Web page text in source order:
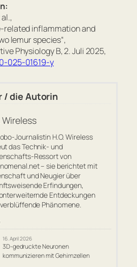
related inflammation and
lemur species“,
Physiology B, 2. Juli 2025,
025-01619-y
/ die Autorin
Wireless
Journalistin H.O. Wireless
das Technik- und
Ressort von
– sie berichtet mit
und Neugier über
Erfindungen,
Entdeckungen
Phänomene.
16. April 2026
3D-gedruckte Neuronen
kommunizieren mit Gehirnzellen